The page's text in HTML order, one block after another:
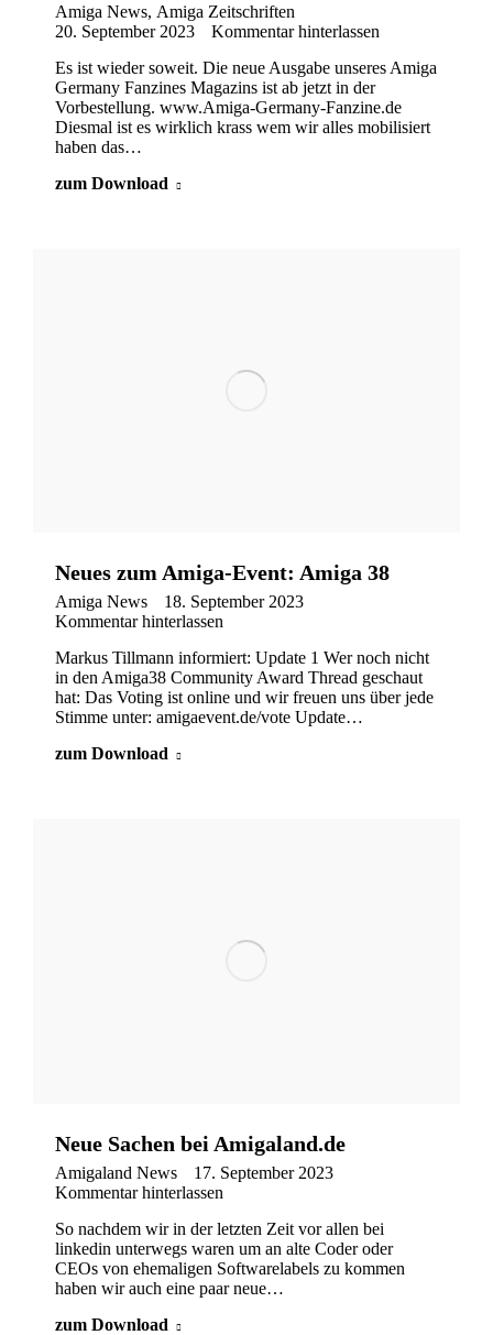
Amiga News, Amiga Zeitschriften
20. September 2023
Kommentar hinterlassen
Es ist wieder soweit. Die neue Ausgabe unseres Amiga
Germany Fanzines Magazins ist ab jetzt in der
Vorbestellung. www.Amiga-Germany-Fanzine.de
Diesmal ist es wirklich krass wem wir alles mobilisiert
haben das…
zum Download
Neues zum Amiga-Event: Amiga 38
Amiga News
18. September 2023
Kommentar hinterlassen
Markus Tillmann informiert: Update 1 Wer noch nicht
in den Amiga38 Community Award Thread geschaut
hat: Das Voting ist online und wir freuen uns über jede
Stimme unter: amigaevent.de/vote Update…
zum Download
Neue Sachen bei Amigaland.de
Amigaland News
17. September 2023
Kommentar hinterlassen
So nachdem wir in der letzten Zeit vor allen bei
linkedin unterwegs waren um an alte Coder oder
CEOs von ehemaligen Softwarelabels zu kommen
haben wir auch eine paar neue…
zum Download